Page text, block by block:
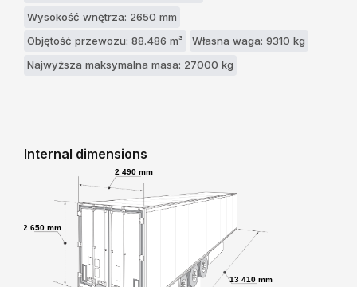
Wysokość wnętrza: 2650 mm
Objętość przewozu: 88.486 m³
Własna waga: 9310 kg
Najwyższa maksymalna masa: 27000 kg
Internal dimensions
2 490 mm
2 650 mm
13 410 mm